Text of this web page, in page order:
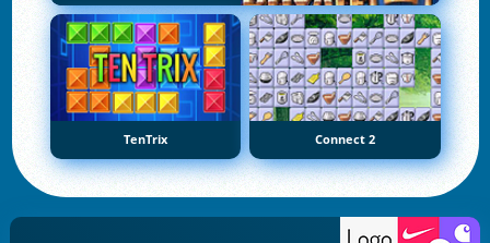
TenTrix Connect 2